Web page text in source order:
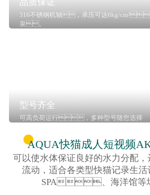
品质保证
316不锈钢机轴，承压可达6kg/cm²
泉。
型号齐全
可高负荷运行，多种型号随您选择
AQUA快猫成人短视频
可以使水体保证良好的水力分配
流动，适合各类型快猫记录生活
SPA、海洋馆等